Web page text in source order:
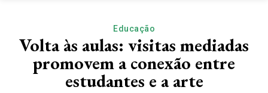
Educação
Volta às aulas: visitas mediadas
promovem a conexão entre
estudantes e a arte